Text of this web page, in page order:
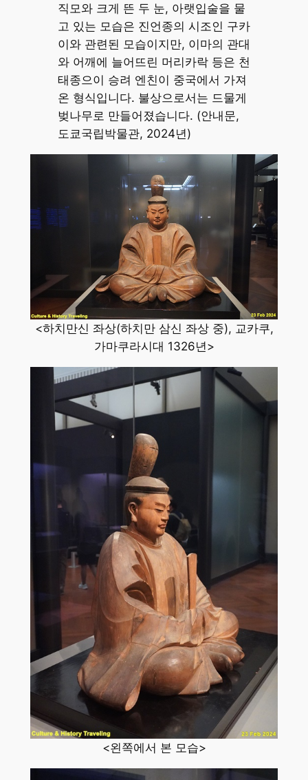
직모와 크게 뜬 두 눈, 아랫입술을 물
고 있는 모습은 진언종의 시조인 구카
이와 관련된 모습이지만, 이마의 관대
와 어깨에 늘어뜨린 머리카락 등은 천
태종으이 승려 엔친이 중국에서 가져
온 형식입니다. 불상으로서는 드물게
벚나무로 만들어졌습니다. (안내문,
도쿄국립박물관, 2024년)
<하치만신 좌상(하치만 삼신 좌상 중), 교카쿠,
가마쿠라시대 1326년>
<왼쪽에서 본 모습>